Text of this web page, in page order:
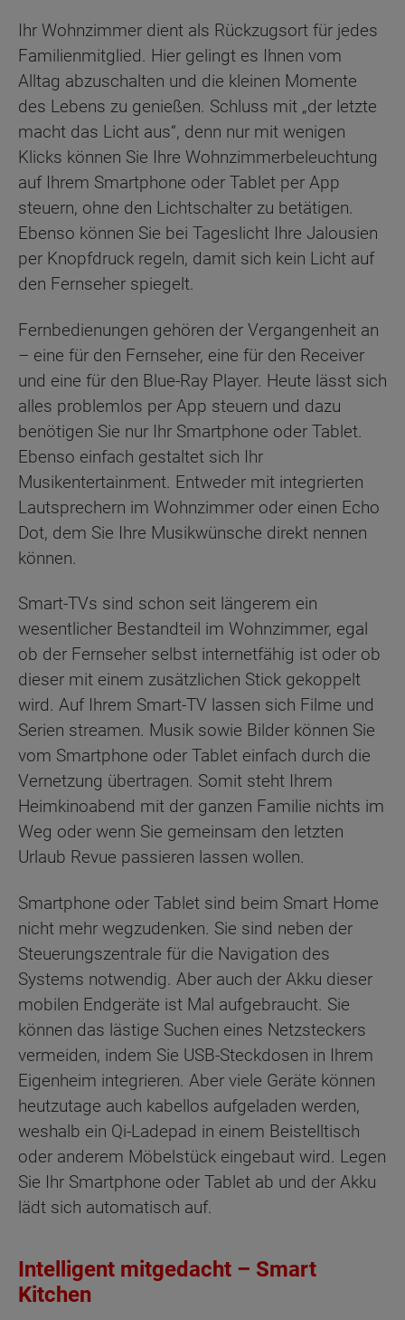
Ihr Wohnzimmer dient als Rückzugsort für jedes
Familienmitglied. Hier gelingt es Ihnen vom
Alltag abzuschalten und die kleinen Momente
des Lebens zu genießen. Schluss mit „der letzte
macht das Licht aus“, denn nur mit wenigen
Klicks können Sie Ihre Wohnzimmerbeleuchtung
auf Ihrem Smartphone oder Tablet per App
steuern, ohne den Lichtschalter zu betätigen.
Ebenso können Sie bei Tageslicht Ihre Jalousien
per Knopfdruck regeln, damit sich kein Licht auf
den Fernseher spiegelt.
Fernbedienungen gehören der Vergangenheit an
– eine für den Fernseher, eine für den Receiver
und eine für den Blue-Ray Player. Heute lässt sich
alles problemlos per App steuern und dazu
benötigen Sie nur Ihr Smartphone oder Tablet.
Ebenso einfach gestaltet sich Ihr
Musikentertainment. Entweder mit integrierten
Lautsprechern im Wohnzimmer oder einen Echo
Dot, dem Sie Ihre Musikwünsche direkt nennen
können.
Smart-TVs sind schon seit längerem ein
wesentlicher Bestandteil im Wohnzimmer, egal
ob der Fernseher selbst internetfähig ist oder ob
dieser mit einem zusätzlichen Stick gekoppelt
wird. Auf Ihrem Smart-TV lassen sich Filme und
Serien streamen. Musik sowie Bilder können Sie
vom Smartphone oder Tablet einfach durch die
Vernetzung übertragen. Somit steht Ihrem
Heimkinoabend mit der ganzen Familie nichts im
Weg oder wenn Sie gemeinsam den letzten
Urlaub Revue passieren lassen wollen.
Smartphone oder Tablet sind beim Smart Home
nicht mehr wegzudenken. Sie sind neben der
Steuerungszentrale für die Navigation des
Systems notwendig. Aber auch der Akku dieser
mobilen Endgeräte ist Mal aufgebraucht. Sie
können das lästige Suchen eines Netzsteckers
vermeiden, indem Sie USB-Steckdosen in Ihrem
Eigenheim integrieren. Aber viele Geräte können
heutzutage auch kabellos aufgeladen werden,
weshalb ein Qi-Ladepad in einem Beistelltisch
oder anderem Möbelstück eingebaut wird. Legen
Sie Ihr Smartphone oder Tablet ab und der Akku
lädt sich automatisch auf.
Intelligent mitgedacht – Smart
Kitchen